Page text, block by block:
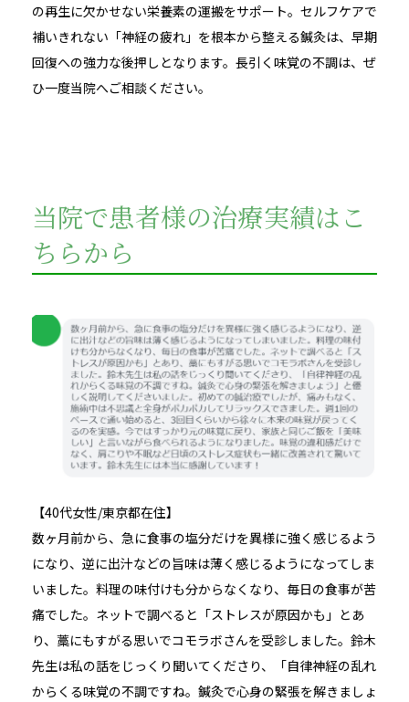
の再生に欠かせない栄養素の運搬をサポート。セルフケアで
補いきれない「神経の疲れ」を根本から整える鍼灸は、早期
回復への強力な後押しとなります。長引く味覚の不調は、ぜ
ひ一度当院へご相談ください。
当院で患者様の治療実績はこ
ちらから
【40代女性/東京都在住】
数ヶ月前から、急に食事の塩分だけを異様に強く感じるよう
になり、逆に出汁などの旨味は薄く感じるようになってしま
いました。料理の味付けも分からなくなり、毎日の食事が苦
痛でした。ネットで調べると「ストレスが原因かも」とあ
り、藁にもすがる思いでコモラボさんを受診しました。鈴木
先生は私の話をじっくり聞いてくださり、「自律神経の乱れ
からくる味覚の不調ですね。鍼灸で心身の緊張を解きましょ